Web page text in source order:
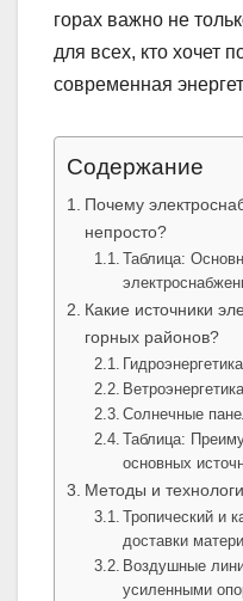
горах важно не
для всех, кто хочет
современная
Содержание
Почему
непросто?
Таблица:
Какие источники
горных районов?
Гидроэнергетика
Солнечные
Таблица:
основных
Методы и
Тропический и
доставки
Воздушные
усиленными